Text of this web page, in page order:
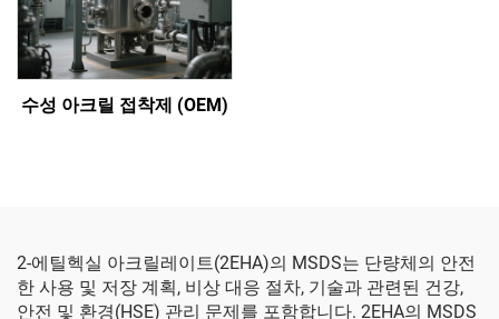
수성 아크릴 접착제 (OEM)
2-에틸헥실 아크릴레이트(2EHA)의 MSDS는 단량체의 안전
한 사용 및 저장 계획, 비상 대응 절차, 기술과 관련된 건강,
안전 및 환경(HSE) 관리 문제를 포함합니다. 2EHA의 MSDS